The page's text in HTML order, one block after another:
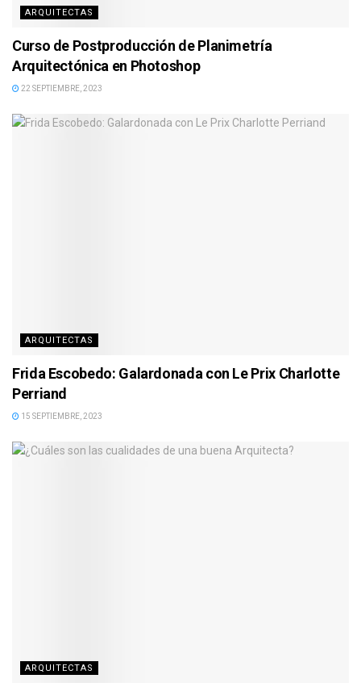
ARQUITECTAS
Curso de Postproducción de Planimetría
Arquitectónica en Photoshop
22 SEPTIEMBRE, 2023
ARQUITECTAS
Frida Escobedo: Galardonada con Le Prix Charlotte
Perriand
15 SEPTIEMBRE, 2023
ARQUITECTAS